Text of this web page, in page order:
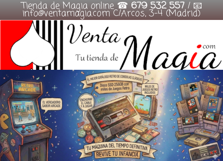
Tienda de Magia online ☎ 679 532 557/ 📧
info@ventamagia.com C/Arcos, 3-4 (Madrid)
content